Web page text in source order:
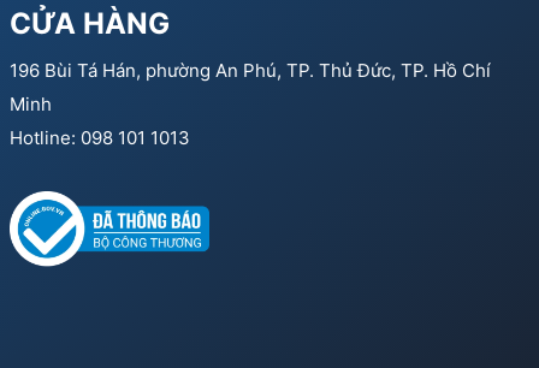
CỬA HÀNG
196 Bùi Tá Hán, phường An Phú, TP. Thủ Đức, TP. Hồ Chí
Minh
Hotline: 098 101 1013